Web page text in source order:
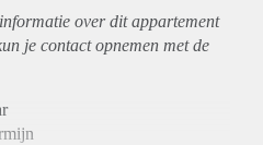
over ditappartement
je contact opnemen met de